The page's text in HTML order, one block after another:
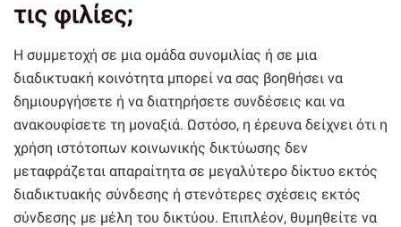
τις φιλίες;
Η συμμετοχή σε μια ομάδα συνομιλίας ή σε μια
διαδικτυακή κοινότητα μπορεί να σας βοηθήσει να
δημιουργήσετε ή να διατηρήσετε συνδέσεις και να
ανακουφίσετε τη μοναξιά. Ωστόσο, η έρευνα δείχνει ότι η
χρήση ιστότοπων κοινωνικής δικτύωσης δεν
μεταφράζεται απαραίτητα σε μεγαλύτερο δίκτυο εκτός
διαδικτυακής σύνδεσης ή στενότερες σχέσεις εκτός
σύνδεσης με μέλη του δικτύου. Επιπλέον, θυμηθείτε να